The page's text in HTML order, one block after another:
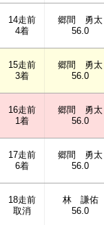
14走前
4着
郷間 勇太
56.0
15走前
3着
郷間 勇太
56.0
16走前
1着
郷間 勇太
56.0
17走前
6着
郷間 勇太
56.0
18走前
取消
林 謙佑
56.0